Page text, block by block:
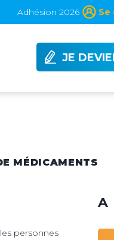
Adhésion 2026 Se
JE
MÉDICAMENTS
personnes
A